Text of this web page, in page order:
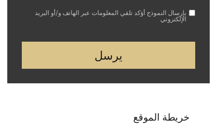
بإرسال النموذج أؤكد تلقي المعلومات عبر الهاتف و/أو البريد
الإلكتروني
خريطة الموقع